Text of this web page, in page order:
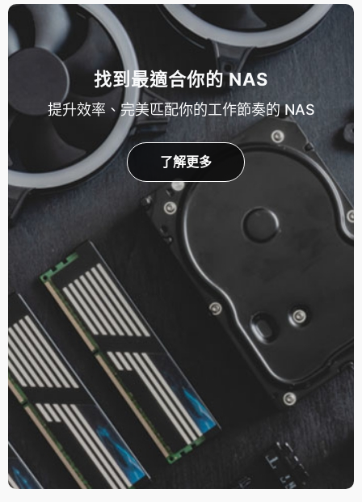
找到最適合你的 NAS
提升效率、完美匹配你的工作節奏的 NAS
了解更多